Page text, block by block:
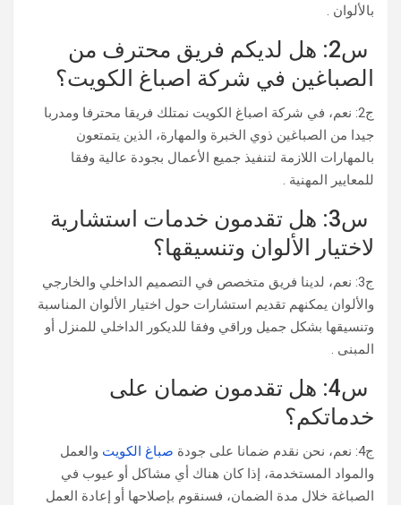
بالألوان .
س2: هل لديكم فريق محترف من
الصباغين في شركة اصباغ الكويت؟
ج2: نعم، في شركة اصباغ الكويت نمتلك فريقا محترفا ومدربا
جيدا من الصباغين ذوي الخبرة والمهارة، الذين يتمتعون
بالمهارات اللازمة لتنفيذ جميع الأعمال بجودة عالية وفقا
للمعايير المهنية .
س3: هل تقدمون خدمات استشارية
لاختيار الألوان وتنسيقها؟
ج3: نعم، لدينا فريق متخصص في التصميم الداخلي والخارجي
والألوان يمكنهم تقديم استشارات حول اختيار الألوان المناسبة
وتنسيقها بشكل جميل وراقي وفقا للديكور الداخلي للمنزل أو
المبنى .
س4: هل تقدمون ضمان على
خدماتكم؟
ج4: نعم، نحن نقدم ضمانا على جودة صباغ الكويت والعمل
والمواد المستخدمة، إذا كان هناك أي مشاكل أو عيوب في
الصباغة خلال مدة الضمان، فسنقوم بإصلاحها أو إعادة العمل